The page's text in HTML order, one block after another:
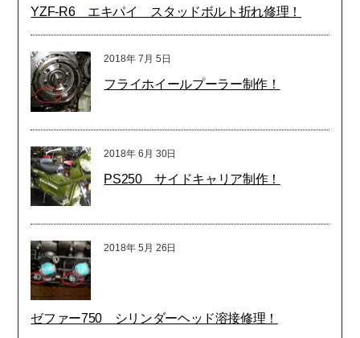
YZF-R6 エキパイ スタッドボルト折れ修理！
2018年 7月 5日
フライホイールプーラー制作！
2018年 6月 30日
PS250 サイドキャリア制作！
2018年 5月 26日
ゼファー750 シリンダーヘッド溶接修理！